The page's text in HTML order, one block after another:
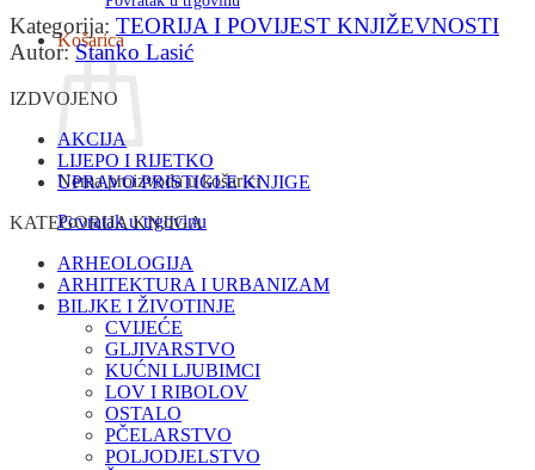
Košarica
Nema proizvoda u košarici
Povratak u trgovinu
Kategorija: TEORIJA I POVIJEST KNJIŽEVNOSTI
Autor:Stanko Lasić
IZDVOJENO
AKCIJA
LIJEPO I RIJETKO
UPRAVO PRISTIGLE KNJIGE
KATEGORIJA KNJIGA
ARHEOLOGIJA
ARHITEKTURA I URBANIZAM
BILJKE I ŽIVOTINJE
CVIJEĆE
GLJIVARSTVO
KUĆNI LJUBIMCI
LOV I RIBOLOV
OSTALO
PČELARSTVO
POLJODJELSTVO